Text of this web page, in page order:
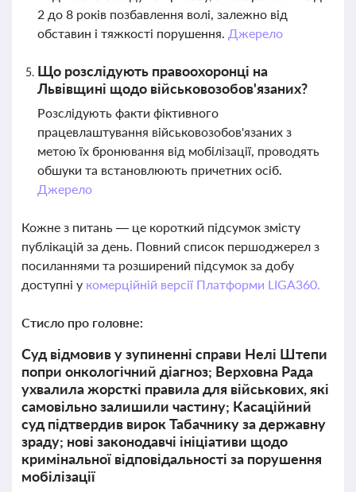
2 до 8 років позбавлення волі, залежно від
обставин і тяжкості порушення. Джерело
Що розслідують правоохоронці на
Львівщині щодо військовозобов'язаних?
Розслідують факти фіктивного
працевлаштування військовозобов'язаних з
метою їх бронювання від мобілізації, проводять
обшуки та встановлюють причетних осіб.
Джерело
Кожне з питань — це короткий підсумок змісту
публікацій за день. Повний список першоджерел з
посиланнями та розширений підсумок за добу
доступні у комерційній версії Платформи LIGA360.
Стисло про головне:
Суд відмовив у зупиненні справи Нелі Штепи
попри онкологічний діагноз; Верховна Рада
ухвалила жорсткі правила для військових, які
самовільно залишили частину; Касаційний
суд підтвердив вирок Табачнику за державну
зраду; нові законодавчі ініціативи щодо
кримінальної відповідальності за порушення
мобілізації